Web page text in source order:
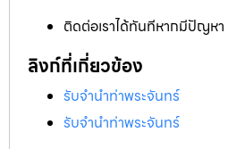
ติดต่อเราได้ทันทีหากมีปัญหา
ลิงก์ที่เกี่ยวข้อง
รับจำนำท่าพระจันทร์
รับจำนำท่าพระจันทร์